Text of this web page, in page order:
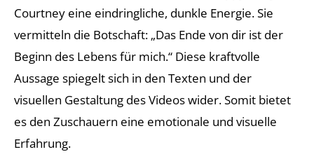
Courtney eine eindringliche, dunkle Energie. Sie
vermitteln die Botschaft: „Das Ende von dir ist der
Beginn des Lebens für mich.“ Diese kraftvolle
Aussage spiegelt sich in den Texten und der
visuellen Gestaltung des Videos wider. Somit bietet
es den Zuschauern eine emotionale und visuelle
Erfahrung.